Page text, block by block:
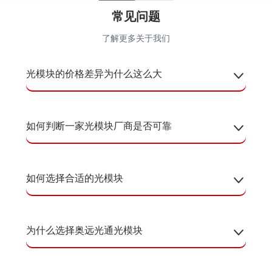
常见问题
了解更多关于我们
光模块的价格差异为什么这么大
如何判断一家光模块厂商是否可靠
如何选择合适的光模块
为什么选择奥远光通光模块